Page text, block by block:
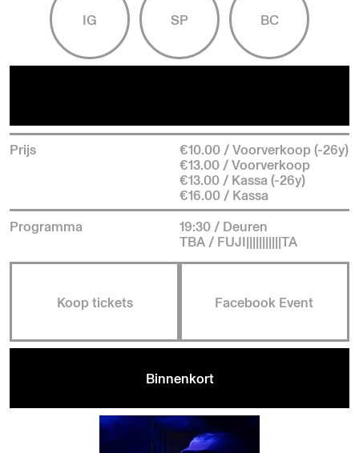
IG SP BC
Prijs
€10.00 / Voorverkoop (-26y)
€13.00 / Voorverkoop
€13.00 / Kassa (-26y)
€16.00 / Kassa
Programma
19:30 / Deuren
TBA / FUJI|||||||||||TA
Koop tickets Facebook Event
Binnenkort